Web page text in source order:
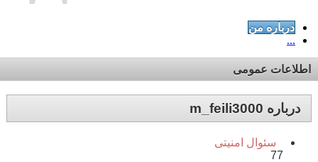
درباره من
...
اطلاعات عمومی
درباره m_feili3000
سئوال امنیتی
77